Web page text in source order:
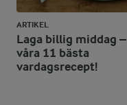
ARTIKEL
Laga billig middag –
våra 11 bästa
vardagsrecept!